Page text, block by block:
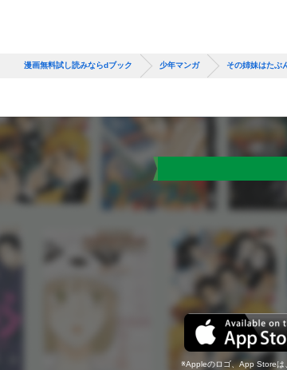
漫画無料試し読みならdブック 少年マンガ その姉妹はたぶ
Appleのロゴ、App Storeは